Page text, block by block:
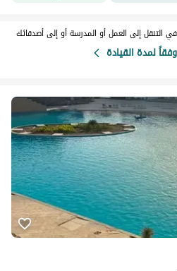
التنقل إلى العمل أو المدرسة أو إلى أصدقائك
لمدة القيادة